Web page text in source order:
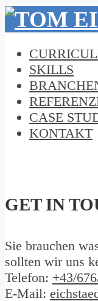
SKILLS
CASE
KONTAKT
GET IN
Sie brauchen
sollten wir uns
Telefon: +43/
E-Mail: